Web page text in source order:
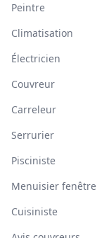
Peintre
Climatisation
Électricien
Couvreur
Carreleur
Serrurier
Pisciniste
Menuisier fenêtre
Cuisiniste